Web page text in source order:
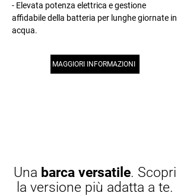
- Elevata potenza elettrica e gestione
affidabile della batteria per lunghe giornate in
acqua.
MAGGIORI INFORMAZIONI
Una barca versatile. Scopri
la versione più adatta a te.